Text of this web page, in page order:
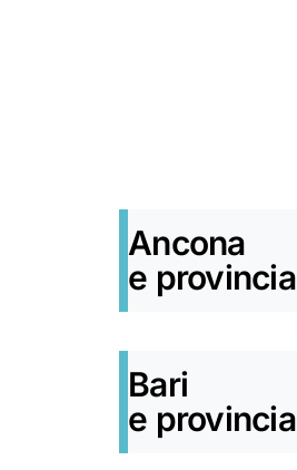
Ancona
e provincia
Bari
e provincia